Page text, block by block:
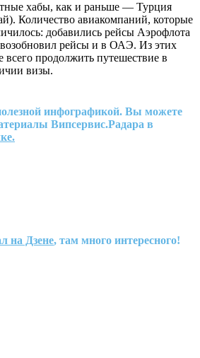
хабы, как и раньше — Турция
Количество авиакомпаний, которые
добавились рейсы Аэрофлота
рейсы и в ОАЭ. Из этих
всего продолжить путешествие в
визы.
инфографикой. Вы можете
Випсервис.Радара в
.
на Дзене, там много интересного!